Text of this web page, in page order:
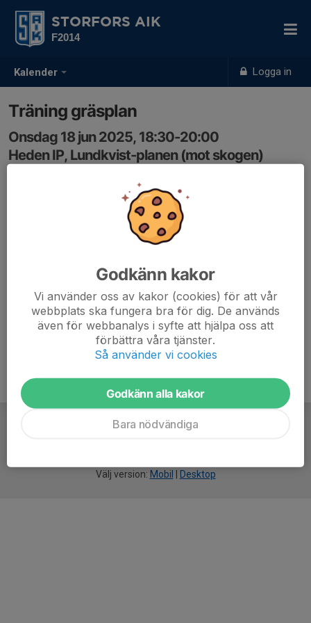
Kalender Logga in
STORFORS AIK
F2014
Träning gräsplan
Onsdag 18 jun 2025, 18:30-20:00
Heden IP, Lundkvist-planen (mot skogen)
Välj version: Mobil Desktop
Godkänn kakor
Vi använder oss av kakor (cookies) för att vår
webbplats ska fungera bra för dig. De används
även för webbanalys i syfte att hjälpa oss att
förbättra våra tjänster.
Så använder vi cookies
Godkänn alla kakor
Bara nödvändiga